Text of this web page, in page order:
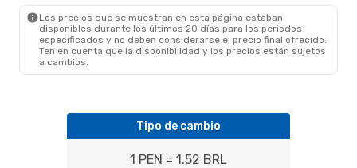
Los precios que se muestran en esta página estaban
disponibles durante los últimos 20 días para los periodos
especificados y no deben considerarse el precio final ofrecido.
Ten en cuenta que la disponibilidad y los precios están sujetos
a cambios.
Tipo de cambio
1 PEN = 1.52 BRL